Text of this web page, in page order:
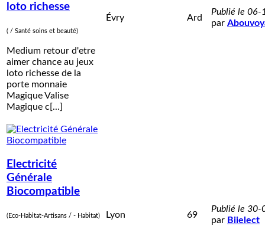
loto richesse
( / Santé soins et beauté)
Medium retour d'etre
aimer chance au jeux
loto richesse de la
porte monnaie
Magique Valise
Magique c[...]
Évry Ard
Publié le 06-
par
Electricité
Générale
Biocompatible
(Eco-Habitat-Artisans / - Habitat) Lyon 69
Publié le 30-
par Biielect